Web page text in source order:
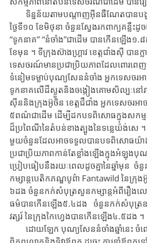
ទិន្នន័យ​តាម​បណ្តាញអ៊ីនធឺណែត​បាន​បង្
ថ្ងៃទី​១០ ខែ​មិថុនា ចំនួន​ស្វែង​រក​ពាក្យ​គន្លឹះ​
“ទូកនាគ” “នំចាំង”ជា​ដើម​ បាន​កើន​ឡើង​១
ខែ​មុន​ ។ ទីក្រុងស៊ាងហ្គ្រាវ ខេត្តជាំងស៊ី បាន
ទេសចរណ៍មាន​ប្រជាប្រិយភាពដែល​ពោរពេ
ទំនៀមទម្លាប់​បុណ្យ​សែន​នំចាំង អ្នក​ទេសចរ​អ
ទូកនាគលើដីស្ងួតនិងចង្កៀងគោមសិល្បៈនៅ​រ
ស៊ី​ន​និង​ក្រុង​​អ៊ូចិន​ ខេត្ត​ជឺជាំង អ្នក​ទេសចរ​អាច​
៥ពណ៌ជាដើម​ ដើម្បី​ដក​បទ​ពិសោធក្នុង​សកម្
ដ៏​ប្រពៃណីនៃតំបន់​ខាង​ត្បូង​នៃ​ទន្លេយ៉ង់សេ
មួយចំនួនដែលអាច​ទទួល​បាន​បទ​ពិសោធ​យ៉ាង​
ប្រជាប្រិយភាព​កាន់តែខ្លាំង​ឡើង​ក្នុងអំឡុង
ប្រៀបធៀបនឹង​រយៈពេល​ដូ​ចគ្នា​នៃ​ឆ្នាំ​មុន​
កម្សាន្តបេតិកភណ្ឌបូព៌ា Fantawild នៃក្រុ
៦ដង​ ចំនួន​កក់សំបុត្រសួនកម្សាន្តអំពីរឿងលោ
ធម៌បាន​កើន​ឡើង​៥.៤ដង ចំនួន​កក់សំបុត្រ
វត្សរ៍ នៃក្រុងកៃហ្វេងបាន​កើន​ឡើង​៤.៥ដង ។
ដោយ​ឡែក​ បុណ្យ​សែន​នំចាំង​ឆ្នាំ​នេះ ចំ​ព